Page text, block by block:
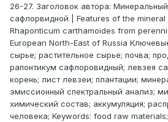
26-27. Заголовок автора:
сафлорвидной | Features of the
Rhaponticum carthamoides from
European North-East of Russia
сырье; растительное сырье; почва;
рапонтикум сафлоровидный; левзея
корень; лист левзеи; плантации;
эмиссионный спектральный анализ;
химический состав; аккумуляция;
человека; Keywords: food raw